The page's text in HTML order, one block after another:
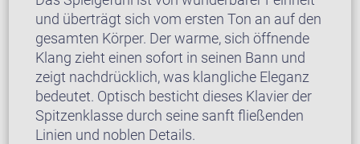
und überträgt sich vom ersten Ton an auf den
gesamten Körper. Der warme, sich öffnende
Klang zieht einen sofort in seinen Bann und
zeigt nachdrücklich, was klangliche Eleganz
bedeutet. Optisch besticht dieses Klavier der
Spitzenklasse durch seine sanft fließenden
Linien und noblen Details.